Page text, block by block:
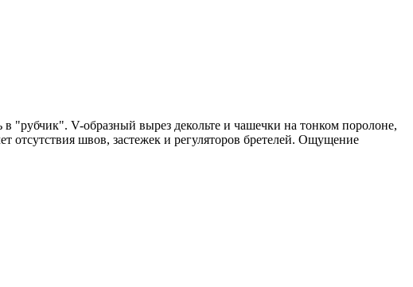
"рубчик". V-образный вырез декольте и чашечки на тонком поролоне,
отсутствия швов, застежек и регуляторов бретелей. Ощущение